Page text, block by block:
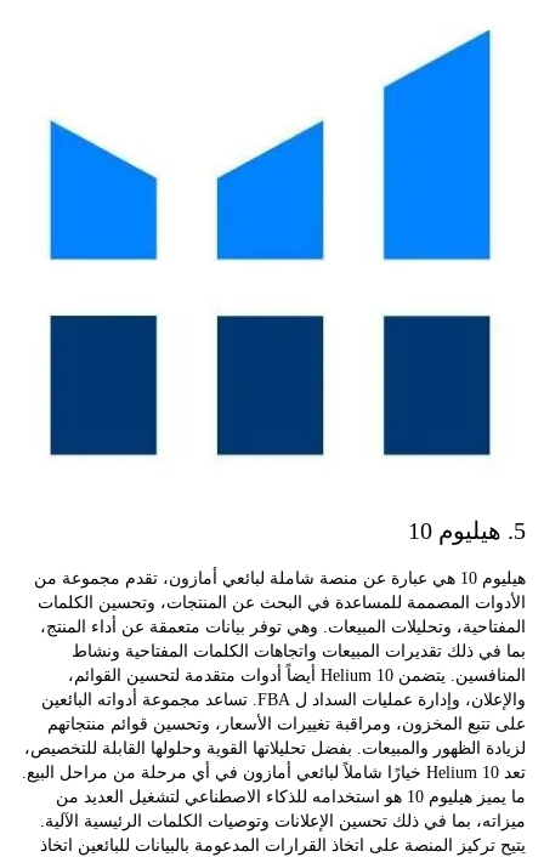
هيليوم 10 هي عبارة عن منصة شاملة لبائعي أمازون، تقدم مجموعة من
المصممة للمساعدة في البحث عن المنتجات، وتحسين الكلمات
وتحليلات المبيعات. وهي توفر بيانات متعمقة عن أداء المنتج،
ذلك تقديرات المبيعات واتجاهات الكلمات المفتاحية ونشاط
المنافسين. يتضمن Helium 10 أيضاً أدوات متقدمة لتحسين القوائم،
والإعلان، وإدارة عمليات السداد ل FBA. تساعد مجموعة أدواته البائعين
المخزون، ومراقبة تغييرات الأسعار، وتحسين قوائم منتجاتهم
الظهور والمبيعات. بفضل تحليلاتها القوية وحلولها القابلة للتخصيص،
تعد Helium 10 خيارًا شاملاً لبائعي أمازون في أي مرحلة من مراحل البيع.
ما يميز هيليوم 10 هو استخدامه للذكاء الاصطناعي لتشغيل العديد من
بما في ذلك تحسين الإعلانات وتوصيات الكلمات الرئيسية الآلية.
المنصة على اتخاذ القرارات المدعومة بالبيانات للبائعين اتخاذ